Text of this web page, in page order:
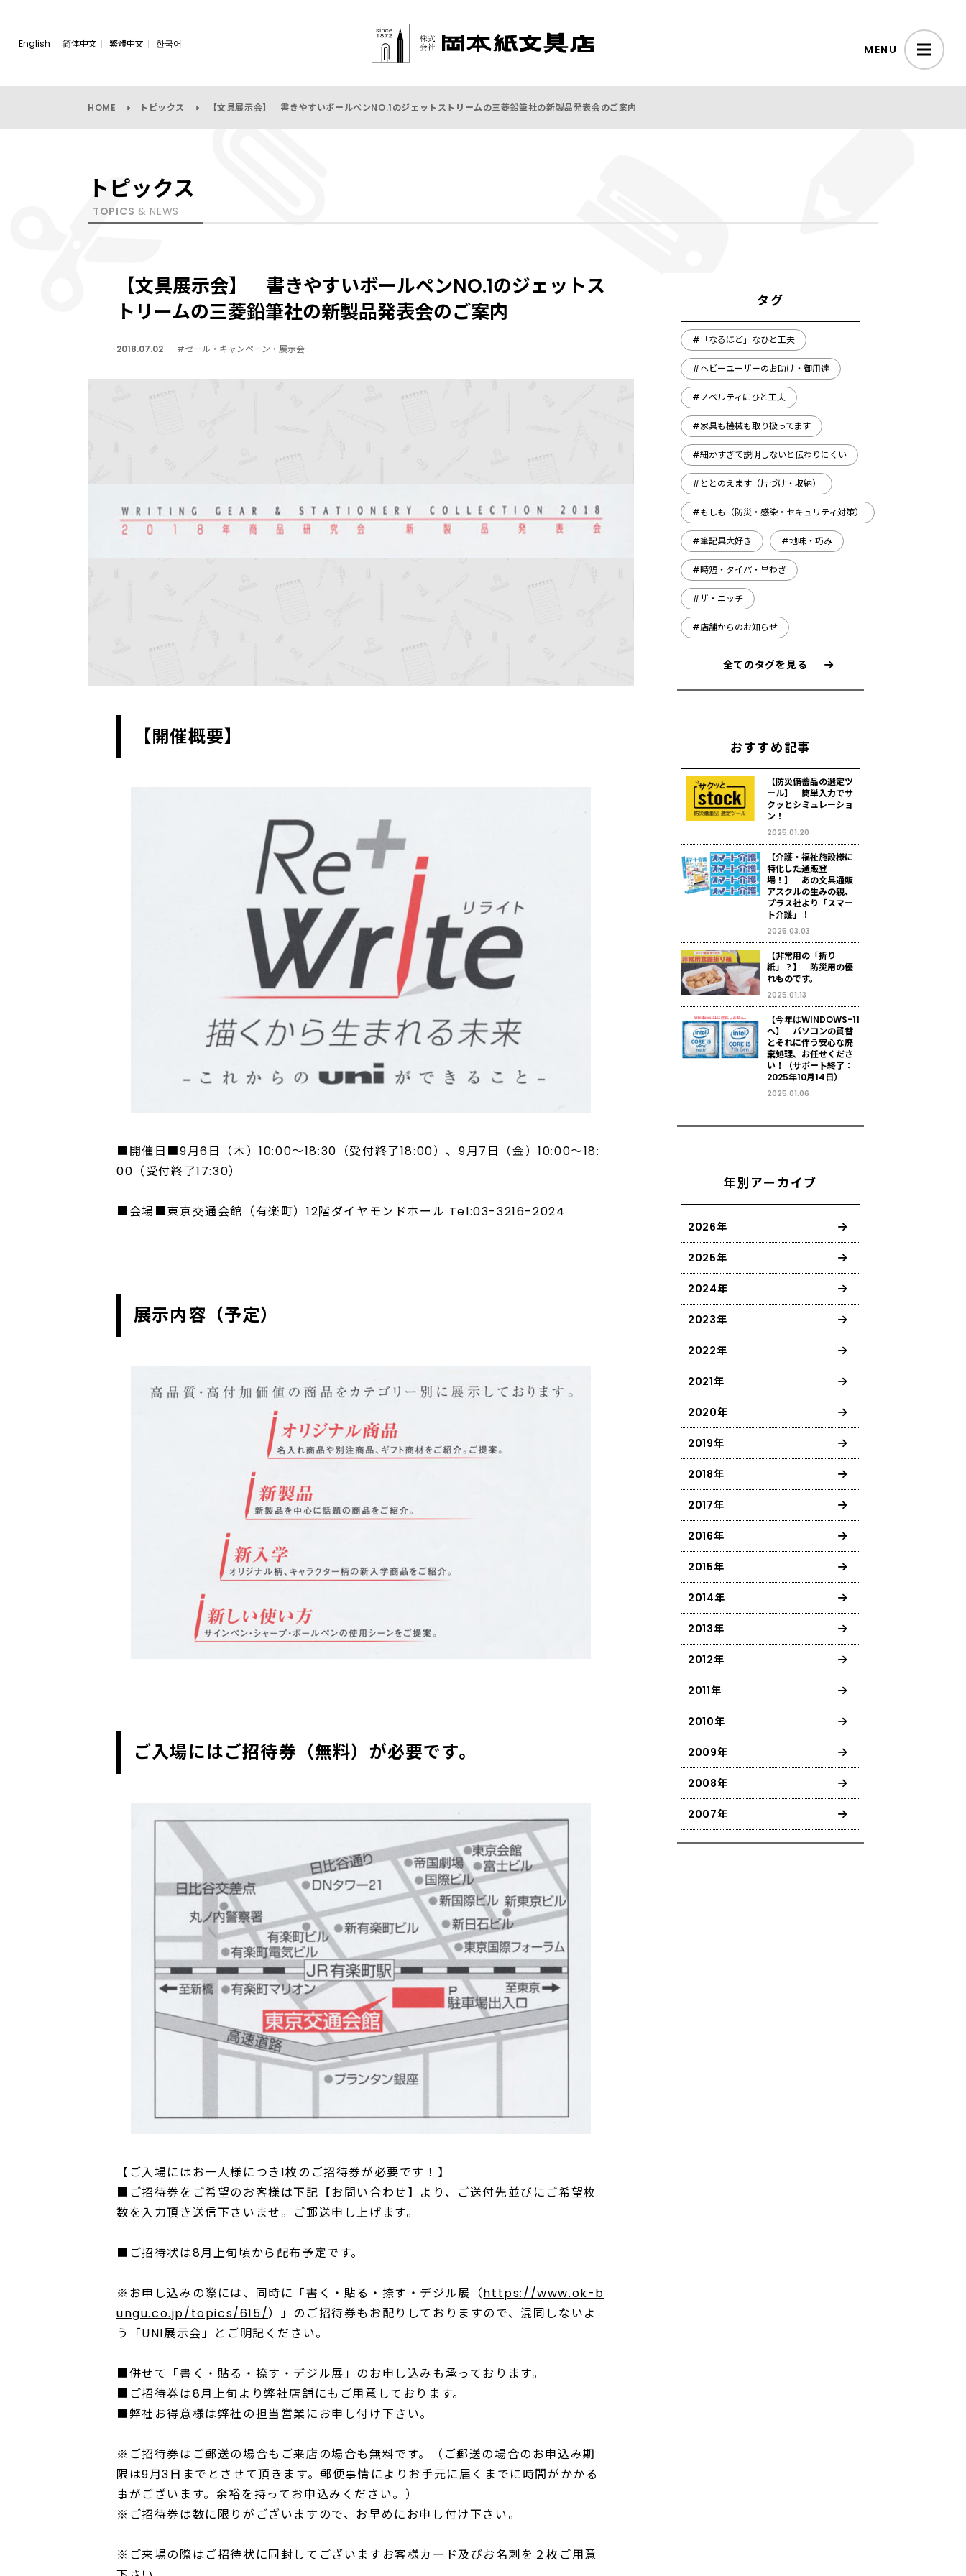
English 简体中文 繁體中文 한국어 MENU
HOME トピックス 【文具展示会】 書きやすいボールペンNO.1のジェットストリームの三菱鉛筆社の新製品発表会のご案内
トピックス
TOPICS & NEWS
【文具展示会】 書きやすいボールペンNO.1のジェットス
トリームの三菱鉛筆社の新製品発表会のご案内
2018.07.02 #セール・キャンペーン・展示会
【開催概要】
■開催日■9月6日（木）10:00～18:30（受付終了18:00）、9月7日（金）10:00～18:
00（受付終了17:30）
■会場■東京交通会館（有楽町）12階ダイヤモンドホール Tel:03-3216-2024
展示内容（予定）
ご入場にはご招待券（無料）が必要です。
【ご入場にはお一人様につき1枚のご招待券が必要です！】
■ご招待券をご希望のお客様は下記【お問い合わせ】より、ご送付先並びにご希望枚
数を入力頂き送信下さいませ。ご郵送申し上げます。
■ご招待状は8月上旬頃から配布予定です。
※お申し込みの際には、同時に「書く・貼る・捺す・デジル展（https://www.ok-b
ungu.co.jp/topics/615/）」のご招待券もお配りしておりますので、混同しないよ
う「UNI展示会」とご明記ください。
■併せて「書く・貼る・捺す・デジル展」のお申し込みも承っております。
■ご招待券は8月上旬より弊社店舗にもご用意しております。
■弊社お得意様は弊社の担当営業にお申し付け下さい。
※ご招待券はご郵送の場合もご来店の場合も無料です。（ご郵送の場合のお申込み期
限は9月3日までとさせて頂きます。郵便事情によりお手元に届くまでに時間がかかる
事がございます。余裕を持ってお申込みください。）
※ご招待券は数に限りがございますので、お早めにお申し付け下さい。
※ご来場の際はご招待状に同封してございますお客様カード及びお名刺を２枚ご用意
タグ
#「なるほど」なひと工夫
#ヘビーユーザーのお助け・御用達
#ノベルティにひと工夫
#家具も機械も取り扱ってます
#細かすぎて説明しないと伝わりにくい
#ととのえます（片づけ・収納）
#もしも（防災・感染・セキュリティ対策）
#筆記具大好き #地味・巧み
#時短・タイパ・早わざ
#ザ・ニッチ
#店舗からのお知らせ
全てのタグを見る
おすすめ記事
【防災備蓄品の選定ツ
ール】 簡単入力でサ
クッとシミュレーショ
ン！
2025.01.20
【介護・福祉施設様に
特化した通販登
場！】 あの文具通販
アスクルの生みの親、
プラス社より「スマー
ト介護」！
2025.03.03
【非常用の「折り
紙」？】 防災用の優
れものです。
2025.01.13
【今年はWINDOWS-11
へ】 パソコンの買替
とそれに伴う安心な廃
棄処理、お任せくださ
い！（サポート終了：
2025年10月14日）
2025.01.06
年別アーカイブ
2026年
2025年
2024年
2023年
2022年
2021年
2020年
2019年
2018年
2017年
2016年
2015年
2014年
2013年
2012年
2011年
2010年
2009年
2008年
2007年